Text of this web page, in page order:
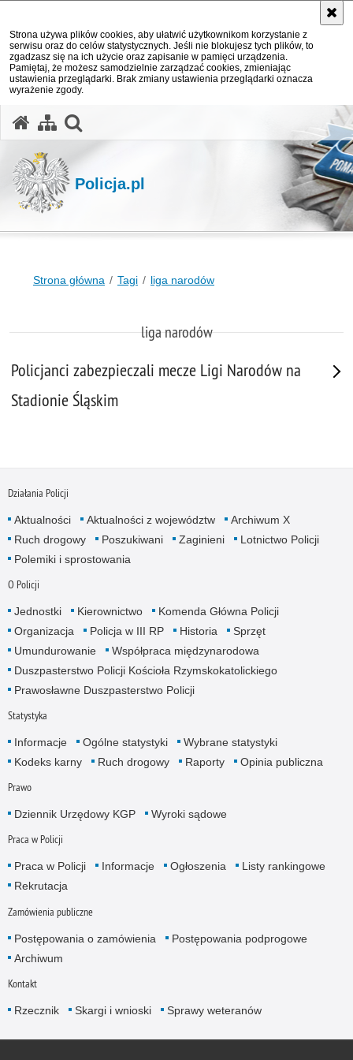
Strona używa plików cookies, aby ułatwić użytkownikom korzystanie z
serwisu oraz do celów statystycznych. Jeśli nie blokujesz tych plików, to
zgadzasz się na ich użycie oraz zapisanie w pamięci urządzenia.
Pamiętaj, że możesz samodzielnie zarządzać cookies, zmieniając
ustawienia przeglądarki. Brak zmiany ustawienia przeglądarki oznacza
wyrażenie zgody.
Policja.pl
Strona główna Tagi liga narodów
liga narodów
Policjanci zabezpieczali mecze Ligi Narodów na
Stadionie Śląskim
Działania Policji
Aktualności Aktualności z województw
Archiwum X
Ruch drogowy
Poszukiwani Zaginieni
Lotnictwo Policji
Polemiki i sprostowania
O Policji
Jednostki Kierownictwo
Komenda Główna Policji
Organizacja
Policja w III RP Historia
Sprzęt
Umundurowanie
Współpraca międzynarodowa
Duszpasterstwo Policji Kościoła Rzymskokatolickiego
Prawosławne Duszpasterstwo Policji
Statystyka
Informacje Ogólne statystyki
Wybrane statystyki
Kodeks karny
Ruch drogowy Raporty Opinia publiczna
Prawo
Dziennik Urzędowy KGP Wyroki sądowe
Praca w Policji
Praca w Policji Informacje Ogłoszenia
Listy rankingowe
Rekrutacja
Zamówienia publiczne
Postępowania o zamówienia
Postępowania podprogowe
Archiwum
Kontakt
Rzecznik Skargi i wnioski Sprawy weteranów